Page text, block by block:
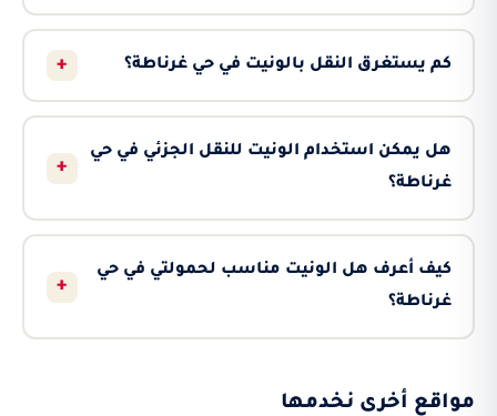
كم يستغرق النقل بالونيت في حي غرناطة؟ +
هل يمكن استخدام الونيت للنقل الجزئي في حي
غرناطة؟
+
كيف أعرف هل الونيت مناسب لحمولتي في حي
غرناطة؟
+
مواقع أخرى نخدمها